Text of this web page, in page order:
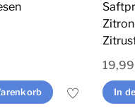
In